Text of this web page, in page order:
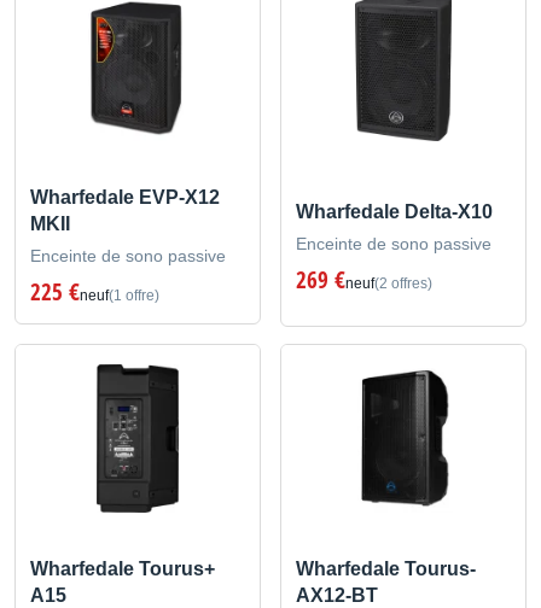
Wharfedale EVP-X12
MKII
Enceinte de sono passive
225 €neuf(1 offre)
Wharfedale Delta-X10
Enceinte de sono passive
269 €neuf(2 offres)
Wharfedale Tourus+
A15
Wharfedale Tourus-
AX12-BT